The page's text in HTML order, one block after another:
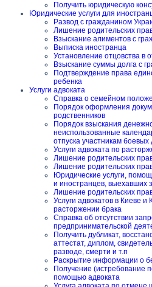
Получить юридическую
Юридические услуги для
Развод с гражданином
Лишение родительских
Взыскание алиментов с
Выписка иностранца
Установление отцовства в
Взыскание суммы долга с
Подтверждение права
ребенка
Услуги адвоката
Справка о семейном
Порядок оформления
родственников
Порядок взыскания
неиспользованные
отпуска участникам боевых
Услуги адвоката по
Лишение родительских
Лишение родительских
Юридические услуги,
и иностранцев, выехавших
Лишение родительских
Услуги адвокатов в Киеве и
расторжении брака
Справка об отсутствии
предпринимательской
Получить дубликат,
аттестат, диплом,
разводе, смерти и т.п
Раскрытие информации о
Получение (истребование
помощью адвоката